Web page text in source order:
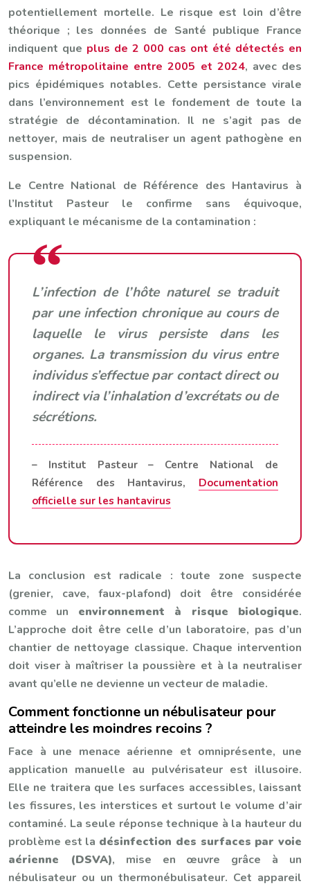
potentiellement mortelle. Le risque est loin d’être
théorique ; les données de Santé publique France
indiquent que plus de 2 000 cas ont été détectés en
France métropolitaine entre 2005 et 2024, avec des
pics épidémiques notables. Cette persistance virale
dans l’environnement est le fondement de toute la
stratégie de décontamination. Il ne s’agit pas de
nettoyer, mais de neutraliser un agent pathogène en
suspension.
Le Centre National de Référence des Hantavirus à
l’Institut Pasteur le confirme sans équivoque,
expliquant le mécanisme de la contamination :
L’infection de l’hôte naturel se traduit
par une infection chronique au cours de
laquelle le virus persiste dans les
organes. La transmission du virus entre
individus s’effectue par contact direct ou
indirect via l’inhalation d’excrétats ou de
sécrétions.
– Institut Pasteur – Centre National de
Référence des Hantavirus, Documentation
officielle sur les hantavirus
La conclusion est radicale : toute zone suspecte
(grenier, cave, faux-plafond) doit être considérée
comme un environnement à risque biologique.
L’approche doit être celle d’un laboratoire, pas d’un
chantier de nettoyage classique. Chaque intervention
doit viser à maîtriser la poussière et à la neutraliser
avant qu’elle ne devienne un vecteur de maladie.
Comment fonctionne un nébulisateur pour
atteindre les moindres recoins ?
Face à une menace aérienne et omniprésente, une
application manuelle au pulvérisateur est illusoire.
Elle ne traitera que les surfaces accessibles, laissant
les fissures, les interstices et surtout le volume d’air
contaminé. La seule réponse technique à la hauteur du
problème est la désinfection des surfaces par voie
aérienne (DSVA), mise en œuvre grâce à un
nébulisateur ou un thermonébulisateur. Cet appareil